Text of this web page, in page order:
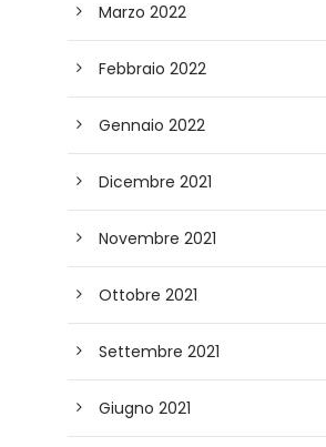
Marzo 2022
Febbraio 2022
Gennaio 2022
Dicembre 2021
Novembre 2021
Ottobre 2021
Settembre 2021
Giugno 2021